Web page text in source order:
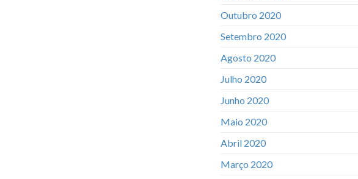
Outubro 2020
Setembro 2020
Agosto 2020
Julho 2020
Junho 2020
Maio 2020
Abril 2020
Março 2020